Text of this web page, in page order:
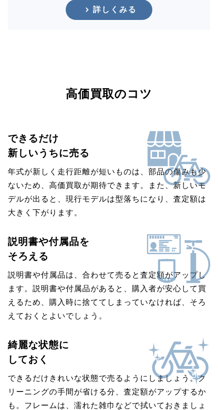
詳しくみる
高価買取のコツ
できるだけ
新しいうちに売る
年式が新しく走行距離が短いものは、部品の傷みも少
ないため、高価買取が期待できます。また、新しいモ
デルが出ると、現行モデルは型落ちになり、査定額は
大きく下がります。
説明書や付属品を
そろえる
説明書や付属品は、合わせて売ると査定額がアップし
ます。説明書や付属品があると、購入者が安心して買
えるため、購入時に捨ててしまっていなければ、そろ
えておくとよいでしょう。
綺麗な状態に
しておく
できるだけきれいな状態で売るようにしましょう。ク
リーニングの手間が省ける分、査定額がアップするか
も。フレームは、濡れた雑巾などで拭いておきましょ